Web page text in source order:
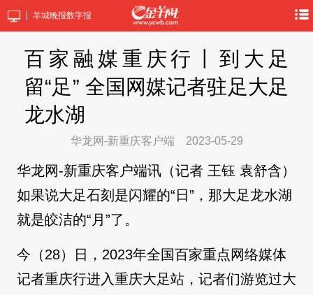
羊城晚报数字报
百家融媒重庆行丨到大足
留“足” 全国网媒记者驻足大足
龙水湖
华龙网-新重庆客户端 2023-05-29
华龙网-新重庆客户端讯（记者 王钰 袁舒含）
如果说大足石刻是闪耀的“日”，那大足龙水湖
就是皎洁的“月”了。
今（28）日，2023年全国百家重点网络媒体
记者重庆行进入重庆大足站，记者们游览过大